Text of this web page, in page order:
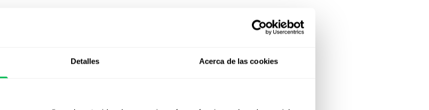
Detalles Acerca de las cookies
de
varias etapas que permiten a los
ofrecen flexibilidad para ambas partes.